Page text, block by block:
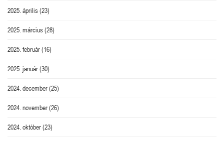
2025. április(23)
2025. március(28)
2025. február(16)
2025. január(30)
2024. december(25)
2024. november(26)
2024. október(23)